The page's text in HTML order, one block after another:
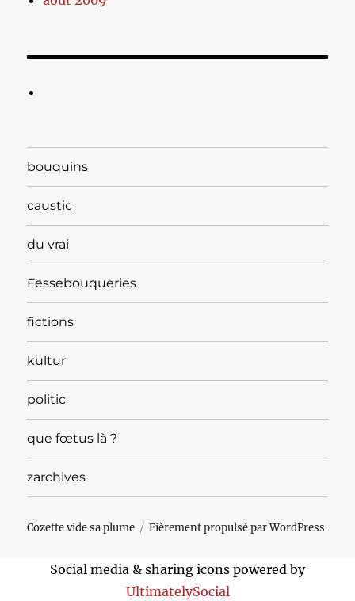
bouquins
caustic
du vrai
Fessebouqueries
fictions
kultur
politic
que fœtus là ?
zarchives
Cozette vide sa plume Fièrement propulsé par WordPress
Social media & sharing icons powered by
UltimatelySocial